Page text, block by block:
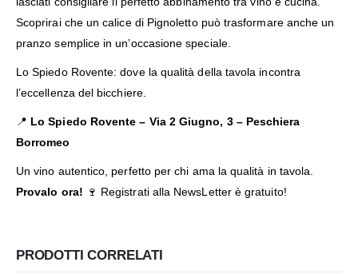
Scoprirai che un calice di Pignoletto può trasformare anche un
pranzo semplice in un’occasione speciale.
Lo Spiedo Rovente: dove la qualità della tavola incontra
l’eccellenza del bicchiere.
📍 Lo Spiedo Rovente – Via 2 Giugno, 3 – Peschiera
Borromeo
Un vino autentico, perfetto per chi ama la qualità in tavola.
Provalo ora! 🍷 Registrati alla NewsLetterè gratuito!
PRODOTTI CORRELATI